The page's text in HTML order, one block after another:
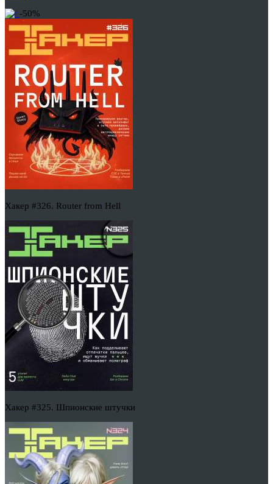
-50%
Хакер #326. Router from Hell
Хакер #325. Шпионские штучки